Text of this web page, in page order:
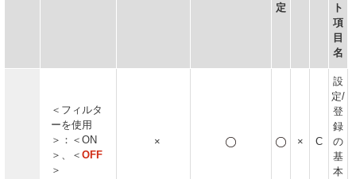
定
ト
項
目
名
＜フィルタ
ーを使用
＞：＜ON
＞、＜ OFF
＞
× × C
設
定/
登
録
の
基
本